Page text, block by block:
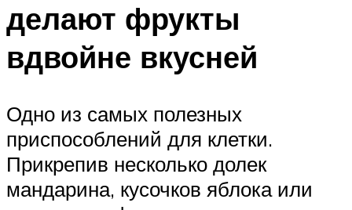
делают фрукты
вдвойне вкусней
Одно из самых полезных
приспособлений для клетки.
Прикрепив несколько долек
мандарина, кусочков яблока или